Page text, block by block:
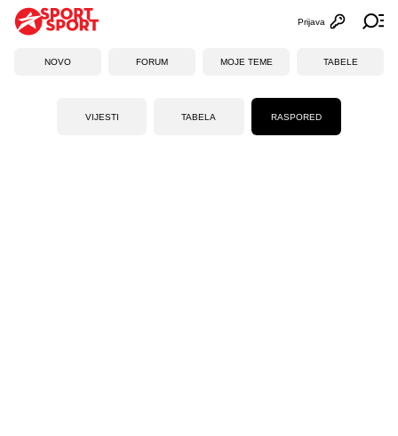
Otvori
Prijava
NOVO FORUM MOJE TEME TABELE
VIJESTI TABELA RASPORED